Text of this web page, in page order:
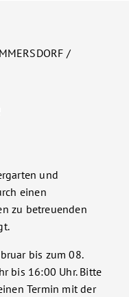
/
und
einen
zu betreuenden
bis zum 08.
bis 16:00 Uhr. Bitte
Termin mit der